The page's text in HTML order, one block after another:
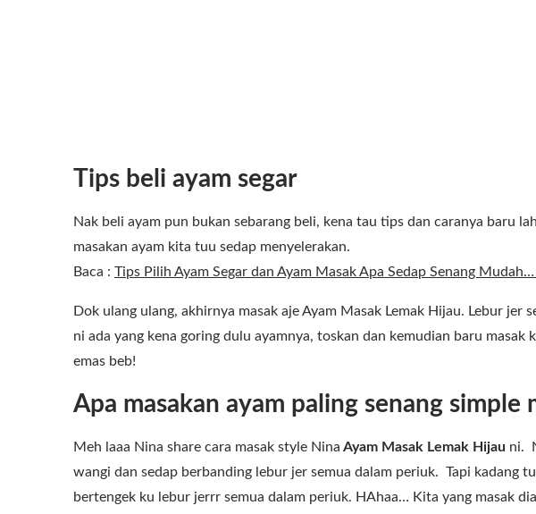
Tips beli ayam segar
Nak beli ayam pun bukan sebarang beli, kena tau tips dan caranya baru
masakan ayam kita tuu sedap menyelerakan.
Baca : Tips Pilih Ayam Segar dan Ayam Masak Apa Sedap Senang
Dok ulang ulang, akhirnya masak aje Ayam Masak Lemak Hijau. Lebur jer
ni ada yang kena goring dulu ayamnya, toskan dan kemudian baru masak
emas beb!
Apa masakan ayam paling senang simple
Meh laaa Nina share cara masak style Nina Ayam Masak Lemak Hijau ni.
wangi dan sedap berbanding lebur jer semua dalam periuk. Tapi kadang
bertengek ku lebur jerrr semua dalam periuk. HAhaa… Kita yang masak